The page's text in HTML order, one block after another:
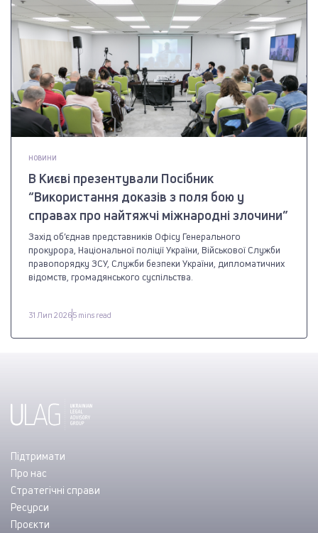
НОВИНИ
В Києві презентували Посібник
“Використання доказів з поля бою у
справах про найтяжчі міжнародні злочини”
Захід об’єднав представників Офісу Генерального
прокурора, Національної поліції України, Військової Служби
правопорядку ЗСУ, Служби безпеки України, дипломатичних
відомств, громадянського суспільства.
31 Лип 20265 mins read
Підтримати
Про нас
Стратегічні справи
Ресурси
Проєкти